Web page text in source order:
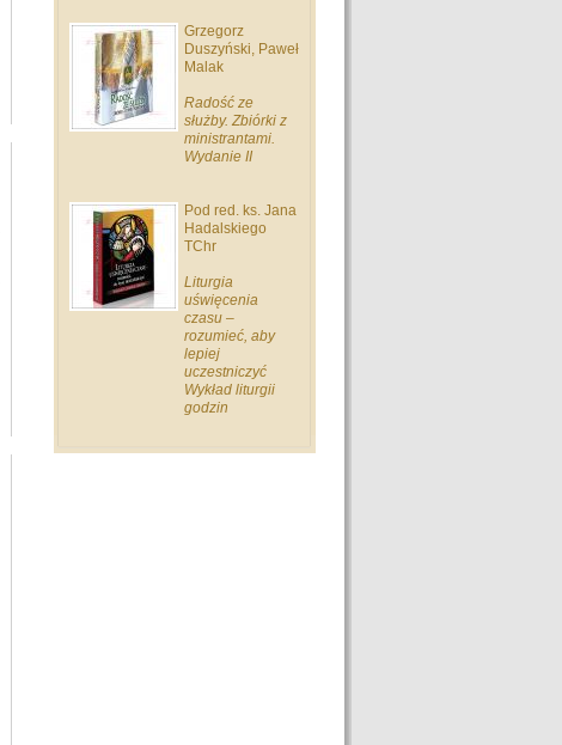
Grzegorz
Duszyński, Paweł
Malak
Radość ze
służby. Zbiórki z
ministrantami.
Wydanie II
Pod red. ks. Jana
Hadalskiego
TChr
Liturgia
uświęcenia
czasu –
rozumieć, aby
lepiej
uczestniczyć
Wykład liturgii
godzin